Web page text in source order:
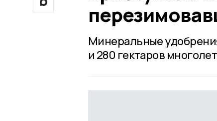
Минеральные
и 280 гектаров